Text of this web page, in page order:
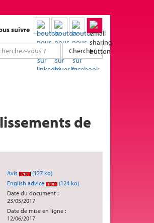
suivre
Chercher
de
Avis
(127 ko)
English advice
(124 ko)
Date du document :
23/05/2017
Date de mise en ligne :
12/06/2017